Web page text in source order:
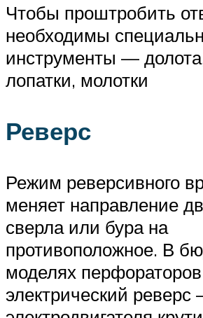
Чтобы проштробить
необходимы
инструменты —
лопатки, молотки
Реверс
Режим реверсивного
меняет направление
сверла или бура на
противоположное. В
моделях
электрический реверс